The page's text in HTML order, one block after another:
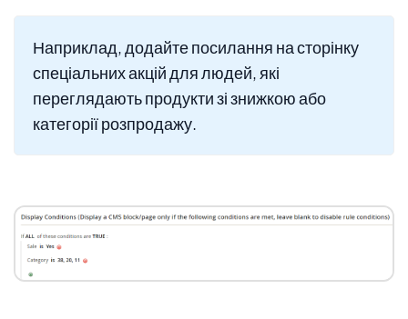
Наприклад, додайте посилання на сторінку
спеціальних акцій для людей, які
переглядають продукти зі знижкою або
категорії розпродажу.